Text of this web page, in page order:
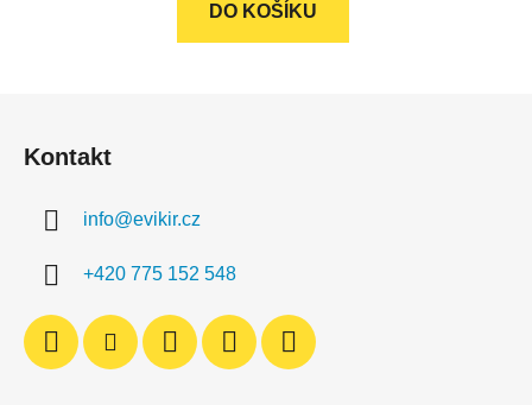
DO KOŠÍKU
Kontakt
info@evikir.cz
+420 775 152 548